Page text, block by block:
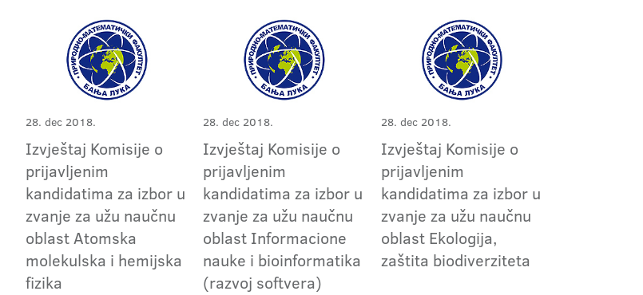
28. dec 2018.
Izvještaj Komisije o
prijavljenim
kandidatima za izbor u
zvanje za užu naučnu
oblast Atomska
molekulska i hemijska
fizika
28. dec 2018.
Izvještaj Komisije o
prijavljenim
kandidatima za izbor u
zvanje za užu naučnu
oblast Informacione
nauke i bioinformatika
(razvoj softvera)
28. dec 2018.
Izvještaj Komisije o
prijavljenim
kandidatima za izbor u
zvanje za užu naučnu
oblast Ekologija,
zaštita biodiverziteta